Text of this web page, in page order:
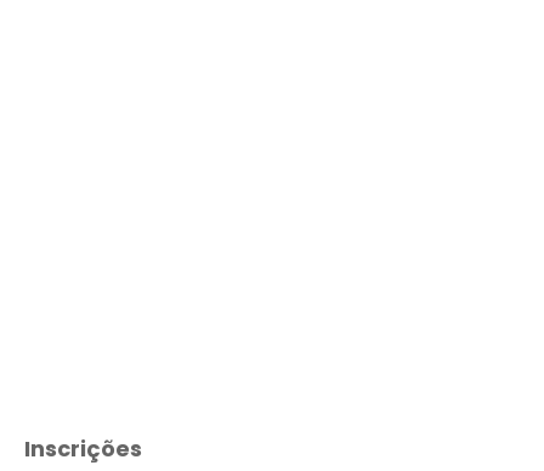
Inscrições